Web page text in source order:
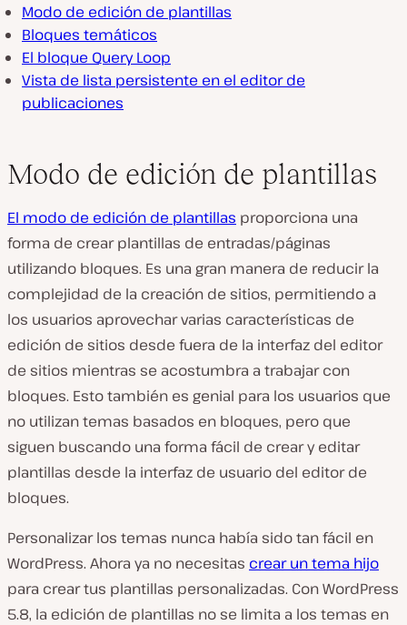
Modo de edición de plantillas
Bloques temáticos
El bloque Query Loop
Vista de lista persistente en el editor de
publicaciones
Modo de edición de plantillas
El modo de edición de plantillas proporciona una
forma de crear plantillas de entradas/páginas
utilizando bloques. Es una gran manera de reducir la
complejidad de la creación de sitios, permitiendo a
los usuarios aprovechar varias características de
edición de sitios desde fuera de la interfaz del editor
de sitios mientras se acostumbra a trabajar con
bloques. Esto también es genial para los usuarios que
no utilizan temas basados en bloques, pero que
siguen buscando una forma fácil de crear y editar
plantillas desde la interfaz de usuario del editor de
bloques.
Personalizar los temas nunca había sido tan fácil en
WordPress. Ahora ya no necesitas crear un tema hijo
para crear tus plantillas personalizadas. Con WordPress
5.8, la edición de plantillas no se limita a los temas en